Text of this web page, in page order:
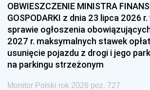
OBWIESZCZENIE MINISTRA
GOSPODARKI z dnia 23 lipca 2026 r.
sprawie ogłoszenia
2027 r. maksymalnych stawek
usunięcie pojazdu z drogi i jego
na parkingu strzeżonym
Monitor Polski rok 2026 poz. 727